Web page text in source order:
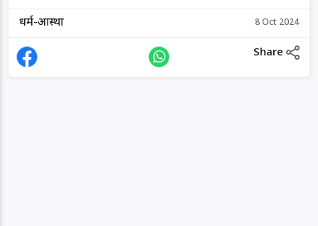
धर्म-आस्था 8 Oct 2024
Share